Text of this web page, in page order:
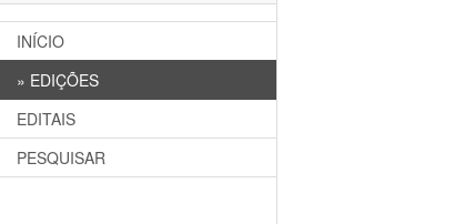
INÍCIO
» EDIÇÕES
EDITAIS
PESQUISAR